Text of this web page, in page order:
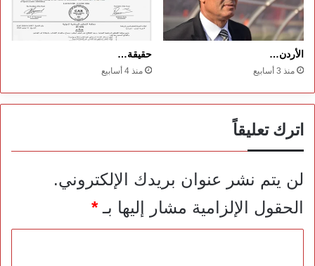
الأردن…
منذ 3 أسابيع
حقيقة…
منذ 4 أسابيع
اترك تعليقاً
لن يتم نشر عنوان بريدك الإلكتروني.
الحقول الإلزامية مشار إليها بـ*